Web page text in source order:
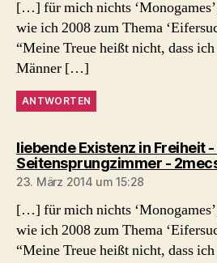
[…] für mich nichts
wie ich 2008 zum Thema
“Meine Treue heißt nicht, dass
Männer […]
ANTWORTEN
liebende Existenz in Freiheit
Seitensprungzimmer -
23. März 2014 um 15:28
[…] für mich nichts
wie ich 2008 zum Thema
“Meine Treue heißt nicht, dass